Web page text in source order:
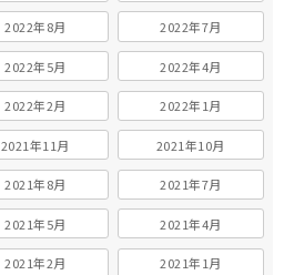
2022年8月 2022年7月
2022年5月 2022年4月
2022年2月 2022年1月
2021年11月 2021年10月
2021年8月 2021年7月
2021年5月 2021年4月
2021年2月 2021年1月